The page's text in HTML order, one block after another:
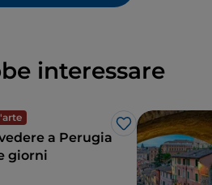
interessare
Like
a Perugia
giorni